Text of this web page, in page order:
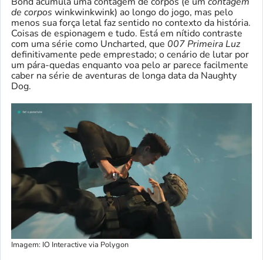
de corpos winkwinkwink) ao longo do jogo, mas pelo
menos sua força letal faz sentido no contexto da história.
Coisas de espionagem e tudo. Está em nítido contraste
com uma série como Uncharted, que 007 Primeira Luz
definitivamente pede emprestado; o cenário de lutar por
um pára-quedas enquanto voa pelo ar parece facilmente
caber na série de aventuras de longa data da Naughty
Dog.
Imagem: IO Interactive via Polygon